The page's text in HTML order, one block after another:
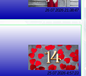
26 07 2026 21:38:47
25 07 2026 4:57:23